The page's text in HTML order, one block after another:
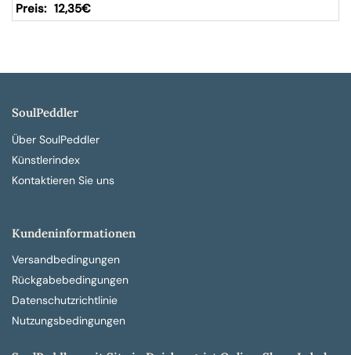
12,35€
SoulPeddler
Über SoulPeddler
Künstlerindex
Kontaktieren Sie uns
Kundeninformationen
Versandbedingungen
Rückgabebedingungen
Datenschutzrichtlinie
Nutzungsbedingungen